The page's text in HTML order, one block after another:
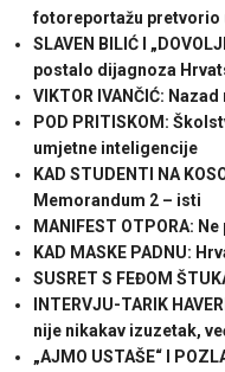
fotoreportažu pretvorio
SLAVEN BILIĆ I
postalo dijagnoza
VIKTOR IVANČIĆ: Nazad
POD PRITISKOM:
umjetne inteligencije
KAD STUDENTI NA
Memorandum 2 – isti
MANIFEST OTPORA:
KAD MASKE PADNU:
SUSRET S FEĐOM
INTERVJU-TARIK
nije nikakav izuzetak,
„AJMO USTAŠE“ I